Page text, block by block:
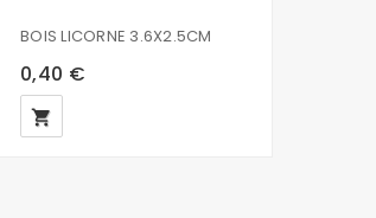
BOIS LICORNE 3.6X2.5CM
0,40 €
local_grocery_store